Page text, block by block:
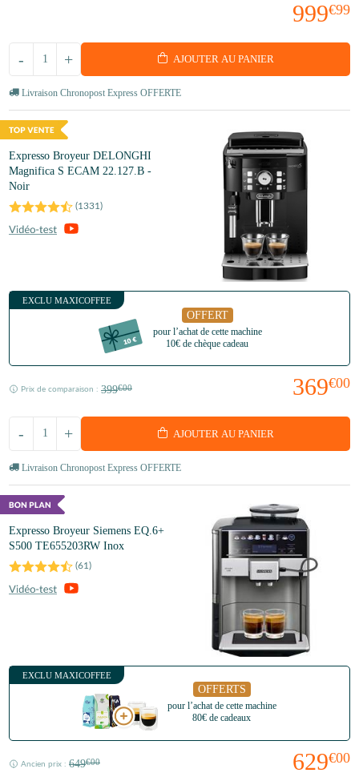
999€99
+
- AJOUTER AU PANIER
Livraison Chronopost Express OFFERTE
Expresso Broyeur DELONGHI
Magnifica S ECAM 22.127.B -
Noir
(1331 )
EXCLU MAXICOFFEE
OFFERT
pour l’achat de cette machine
10€ de chèque cadeau
369€00
Prix de comparaison : 399€00
+
- AJOUTER AU PANIER
Livraison Chronopost Express OFFERTE
Expresso Broyeur Siemens EQ.6+
S500 TE655203RW Inox
(61)
EXCLU MAXICOFFEE
OFFERTS
pour l’achat de cette machine
80€ de cadeaux
629€00
Ancien prix : 649€00